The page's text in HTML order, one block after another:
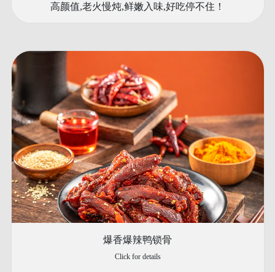
高颜值,老火慢炖,鲜嫩入味,好吃停不住！
爆香爆辣鸭锁骨
Click for details